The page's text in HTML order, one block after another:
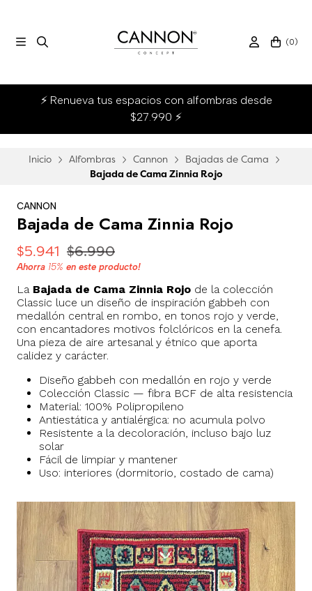
(0)
⚡ Renueva tus espacios con alfombras desde
$27.990 ⚡
Inicio Alfombras Cannon
Bajadas de Cama
Bajada de Cama Zinnia Rojo
CANNON
Bajada de Cama Zinnia Rojo
$5.941 $6.990
Ahorra 15% en este producto!
La Bajada de Cama Zinnia Rojo de la colección
Classic luce un diseño de inspiración gabbeh con
medallón central en rombo, en tonos rojo y verde,
con encantadores motivos folclóricos en la cenefa.
Una pieza de aire artesanal y étnico que aporta
calidez y carácter.
Diseño gabbeh con medallón en rojo y verde
Colección Classic — fibra BCF de alta resistencia
Material: 100% Polipropileno
Antiestática y antialérgica: no acumula polvo
Resistente a la decoloración, incluso bajo luz
solar
Fácil de limpiar y mantener
Uso: interiores (dormitorio, costado de cama)